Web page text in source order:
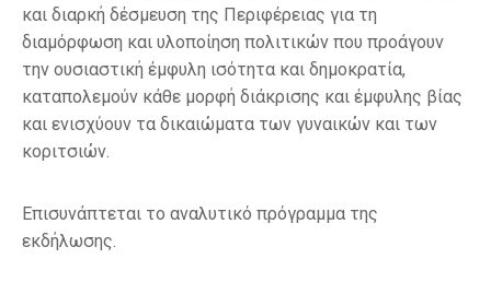
και διαρκή δέσμευση της Περιφέρειας για τη
διαμόρφωση και υλοποίηση πολιτικών που προάγουν
την ουσιαστική έμφυλη ισότητα και δημοκρατία,
καταπολεμούν κάθε μορφή διάκρισης και έμφυλης βίας
και ενισχύουν τα δικαιώματα των γυναικών και των
κοριτσιών.
Επισυνάπτεται το αναλυτικό πρόγραμμα της
εκδήλωσης.